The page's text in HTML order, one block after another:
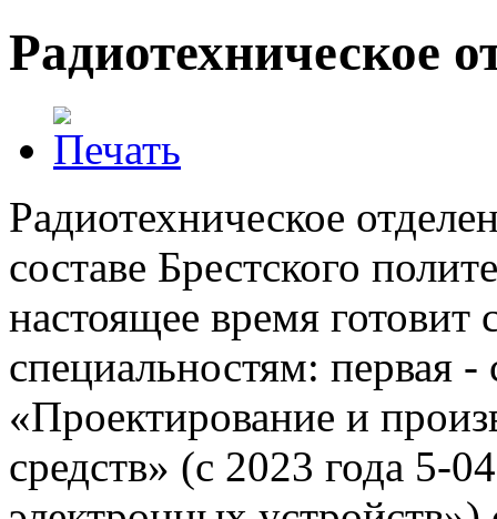
Радиотехническое
Радиотехническое
составе Брестского
настоящее время готовит
специальностям: первая
«Проектирование и
средств» (с 2023 года 5-